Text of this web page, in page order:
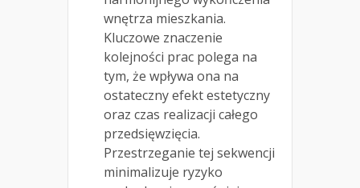
wnętrza mieszkania.
Kluczowe znaczenie
kolejności prac polega na
tym, że wpływa ona na
ostateczny efekt estetyczny
oraz czas realizacji całego
przedsięwzięcia.
Przestrzeganie tej sekwencji
minimalizuje ryzyko